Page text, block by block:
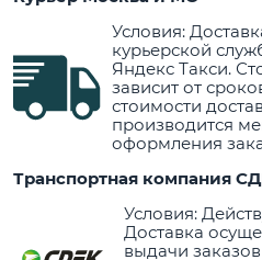
Условия:
курьерской
Яндекс Такси.
зависит от
стоимости
производится
оформления
Транспортная компания
Условия:
Доставка
выдачи